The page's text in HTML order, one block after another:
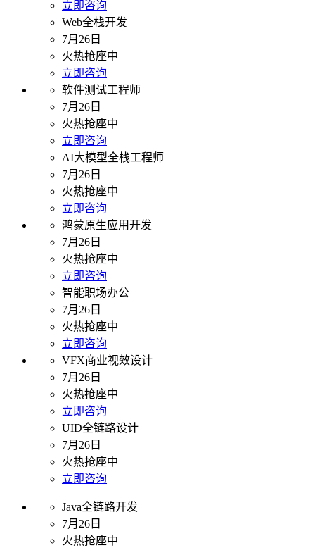
立即咨询
Web全栈开发
7月26日
火热抢座中
立即咨询
软件测试工程师
7月26日
火热抢座中
立即咨询
AI大模型全栈工程师
7月26日
火热抢座中
立即咨询
鸿蒙原生应用开发
7月26日
火热抢座中
立即咨询
智能职场办公
7月26日
火热抢座中
立即咨询
VFX商业视效设计
7月26日
火热抢座中
立即咨询
UID全链路设计
7月26日
火热抢座中
立即咨询
Java全链路开发
7月26日
火热抢座中